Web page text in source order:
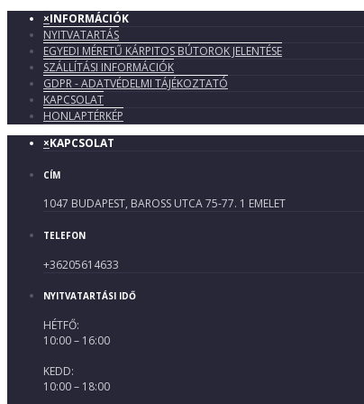
×INFORMÁCIÓK
NYITVATARTÁS
EGYEDI MÉRETŰ KÁRPITOS BÚTOROK JELENTÉSE
SZÁLLÍTÁSI INFORMÁCIÓK
GDPR - ADATVÉDELMI TÁJÉKOZTATÓ
KAPCSOLAT
HONLAPTÉRKÉP
×KAPCSOLAT
CÍM
1047 BUDAPEST, BAROSS UTCA 75-77. 1 EMELET
TELEFON
+36205614633
NYITVATARTÁSI IDŐ
HÉTFŐ:
10:00 – 16:00
KEDD:
10:00 – 18:00